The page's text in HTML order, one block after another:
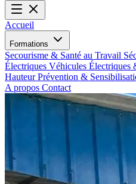
Accueil
Formations
Secourisme & Santé au Travail
Électriques Véhicules Électriques
HauteurPrévention &
A propos Contact